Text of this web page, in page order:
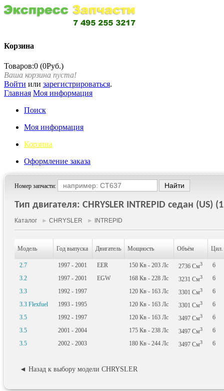
Корзина
Товаров:0 (0Руб.)
Ваша корзина пуста!
Войти или зарегистрироваться.
Главная Моя информация
Поиск
Моя информация
Корзина
Оформление заказа
Номер запчасти:
Тип двигателя: CHRYSLER INTREPID седан (US)
Каталог ► CHRYSLER ► INTREPID
Модель Год выпуска Двигатель Мощность Объём Цил.
2.7 1997 - 2001 EER 150 Кв - 203 Лс 2736 См3
6
3.2
1997 - 2001 EGW 168 Кв - 228 Лс 3231 См3
6
3.3
1992 - 1997 120 Кв - 163 Лс 3301 См3
6
3.3 Flexfuel
1993 - 1995 120 Кв - 163 Лс 3301 См3
6
3.5
1992 - 1997 120 Кв - 163 Лс 3497 См3
6
3.5
2001 - 2004 175 Кв - 238 Лс 3497 См3
6
3.5
2002 - 2003 180 Кв - 244 Лс 3497 См3 6
◄ Назад к выбору модели CHRYSLER